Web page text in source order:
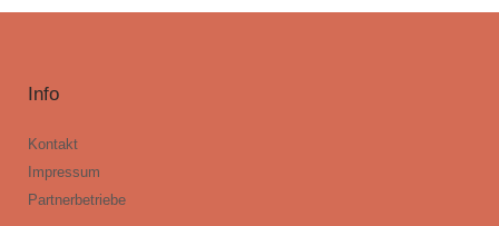
Info
Kontakt
Impressum
Partnerbetriebe